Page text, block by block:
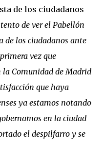
de los ciudadanos
de ver el Pabellón
de los ciudadanos ante
vez que
Comunidad de Madrid
que haya
ya estamos notando
en la ciudad
el despilfarro y se